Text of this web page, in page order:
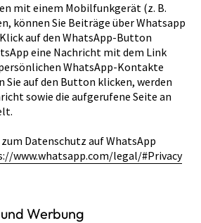
mit einem Mobilfunkgerät (z. B.
können Sie Beiträge über Whatsapp
auf den WhatsApp-Button
eine Nachricht mit dem Link
WhatsApp-Kontakte
Sie auf den Button klicken, werden
sowie die aufgerufene Seite an
Datenschutz auf WhatsApp
www.whatsapp.com/legal/#Privacy
Werbung